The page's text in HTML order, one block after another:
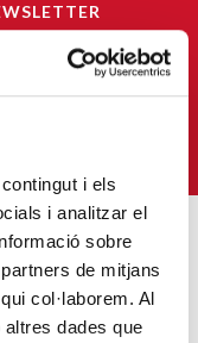
i els
i analitzar el
sobre
de mitjans
col·laborem. Al
dades que